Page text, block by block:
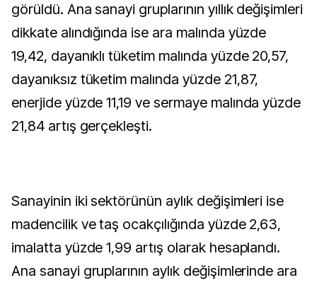
görüldü. Ana sanayi gruplarının yıllık değişimleri
dikkate alındığında ise ara malında yüzde
19,42, dayanıklı tüketim malında yüzde 20,57,
dayanıksız tüketim malında yüzde 21,87,
enerjide yüzde 11,19 ve sermaye malında yüzde
21,84 artış gerçekleşti.
Sanayinin iki sektörünün aylık değişimleri ise
madencilik ve taş ocakçılığında yüzde 2,63,
imalatta yüzde 1,99 artış olarak hesaplandı.
Ana sanayi gruplarının aylık değişimlerinde ara